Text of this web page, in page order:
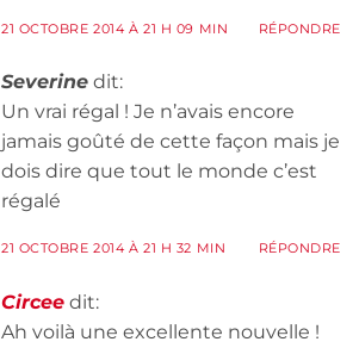
21 OCTOBRE 2014 À 21 H 09 MIN RÉPONDRE
Severine dit:
Un vrai régal ! Je n’avais encore
jamais goûté de cette façon mais je
dois dire que tout le monde c’est
régalé
21 OCTOBRE 2014 À 21 H 32 MIN RÉPONDRE
Circee dit:
Ah voilà une excellente nouvelle !